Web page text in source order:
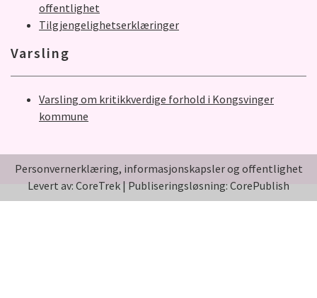
offentlighet
Tilgjengelighetserklæringer
Varsling
Varsling om kritikkverdige forhold i Kongsvinger
kommune
Personvernerklæring, informasjonskapsler og offentlighet
Levert av: CoreTrek | Publiseringsløsning: CorePublish